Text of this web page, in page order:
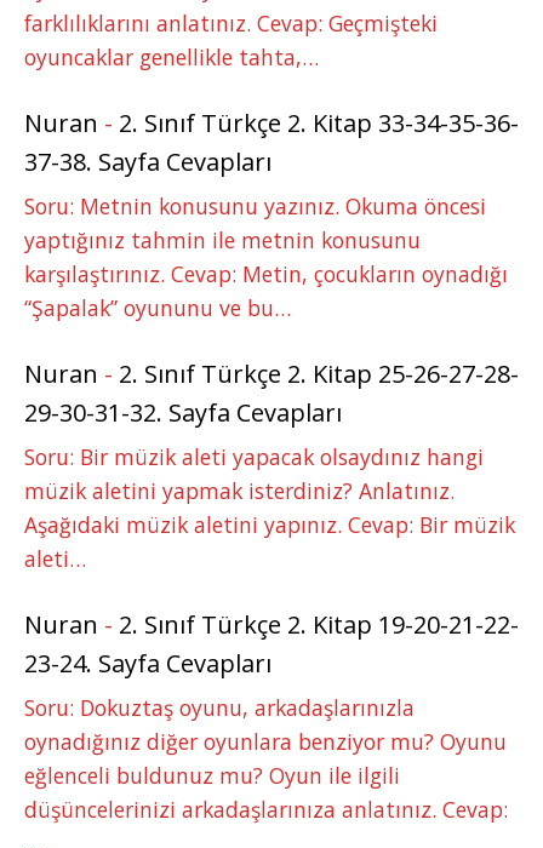
farklılıklarını anlatınız. Cevap: Geçmişteki
oyuncaklar genellikle tahta,…
Nuran - 2. Sınıf Türkçe 2. Kitap 33-34-35-36-
37-38. Sayfa Cevapları
Soru: Metnin konusunu yazınız. Okuma öncesi
yaptığınız tahmin ile metnin konusunu
karşılaştırınız. Cevap: Metin, çocukların oynadığı
“Şapalak” oyununu ve bu…
Nuran - 2. Sınıf Türkçe 2. Kitap 25-26-27-28-
29-30-31-32. Sayfa Cevapları
Soru: Bir müzik aleti yapacak olsaydınız hangi
müzik aletini yapmak isterdiniz? Anlatınız.
Aşağıdaki müzik aletini yapınız. Cevap: Bir müzik
aleti…
Nuran - 2. Sınıf Türkçe 2. Kitap 19-20-21-22-
23-24. Sayfa Cevapları
Soru: Dokuztaş oyunu, arkadaşlarınızla
oynadığınız diğer oyunlara benziyor mu? Oyunu
eğlenceli buldunuz mu? Oyun ile ilgili
düşüncelerinizi arkadaşlarınıza anlatınız. Cevap: